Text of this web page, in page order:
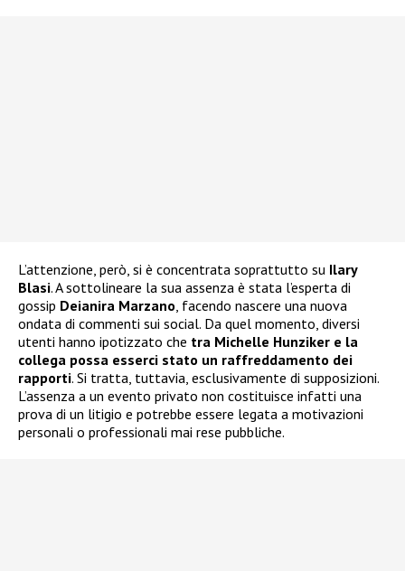
L’attenzione, però, si è concentrata soprattutto su Ilary
Blasi. A sottolineare la sua assenza è stata l’esperta di
gossip Deianira Marzano, facendo nascere una nuova
ondata di commenti sui social. Da quel momento, diversi
utenti hanno ipotizzato che tra Michelle Hunziker e la
collega possa esserci stato un raffreddamento dei
rapporti. Si tratta, tuttavia, esclusivamente di supposizioni.
L’assenza a un evento privato non costituisce infatti una
prova di un litigio e potrebbe essere legata a motivazioni
personali o professionali mai rese pubbliche.